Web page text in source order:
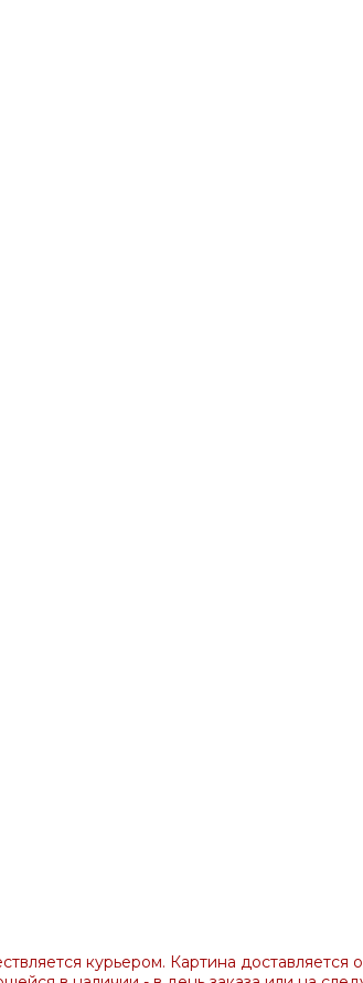
курьером. Картина